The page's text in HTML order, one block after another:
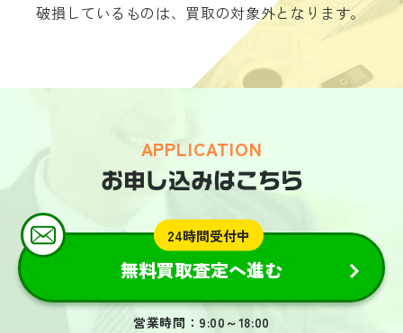
破損しているものは、買取の対象外となります。
APPLICATION
お申し込みはこちら
24時間受付中
無料買取査定へ進む
営業時間：9:00～18:00